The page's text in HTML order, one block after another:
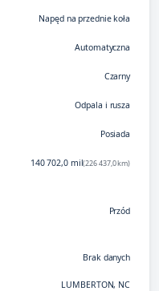
Napęd na przednie koła
Automatyczna
Czarny
Odpala i rusza
Posiada
140 702,0 mil(226 437,0 km)
Przód
Brak danych
LUMBERTON, NC